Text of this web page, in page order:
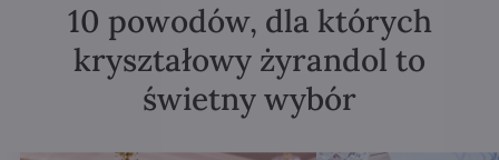
10 powodów, dla których
kryształowy żyrandol to
świetny wybór